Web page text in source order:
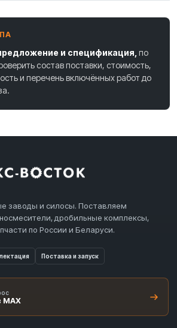
и спецификация, по
состав поставки, стоимость,
и перечень включённых работ до
заводы и силосы. Поставляем
дробильные комплексы,
по России и Беларуси.
Поставка и запуск
MAX